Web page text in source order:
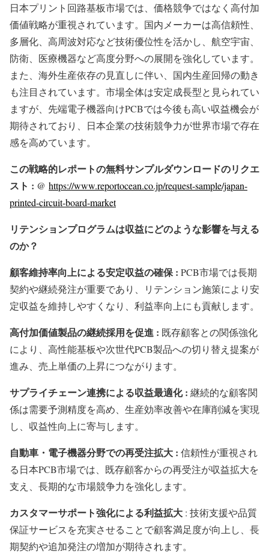
日本プリント回路基板市場では、価格競争ではなく高付加
価値戦略が重視されています。国内メーカーは高信頼性、
多層化、高周波対応など技術優位性を活かし、航空宇宙、
防衛、医療機器など高度分野への展開を強化しています。
また、海外生産依存の見直しに伴い、国内生産回帰の動き
も注目されています。市場全体は安定成長型と見られてい
ますが、先端電子機器向けPCBでは今後も高い収益機会が
期待されており、日本企業の技術競争力が世界市場で存在
感を高めています。
この戦略的レポートの無料サンプルダウンロードのリクエ
スト : @ https://www.reportocean.co.jp/request-sample/japan-
printed-circuit-board-market
リテンションプログラムは収益にどのような影響を与える
のか？
顧客維持率向上による安定収益の確保 : PCB市場では長期
契約や継続発注が重要であり、リテンション施策により安
定収益を維持しやすくなり、利益率向上にも貢献します。
高付加価値製品の継続採用を促進 : 既存顧客との関係強化
により、高性能基板や次世代PCB製品への切り替え提案が
進み、売上単価の上昇につながります。
サプライチェーン連携による収益最適化 : 継続的な顧客関
係は需要予測精度を高め、生産効率改善や在庫削減を実現
し、収益性向上に寄与します。
自動車・電子機器分野での再受注拡大 : 信頼性が重視され
る日本PCB市場では、既存顧客からの再受注が収益拡大を
支え、長期的な市場競争力を強化します。
カスタマーサポート強化による利益拡大 : 技術支援や品質
保証サービスを充実させることで顧客満足度が向上し、長
期契約や追加発注の増加が期待されます。